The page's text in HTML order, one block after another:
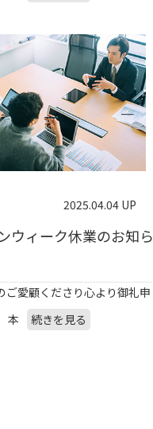
2025.04.04 UP
ウィーク休業のお知ら
ご愛顧くださり心より御礼申
本
続きを見る